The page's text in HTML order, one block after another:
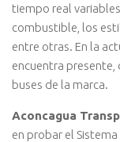
tiempo real
combustible, los
entre otras. En la
encuentra presente,
buses de la marca.
Aconcagua
en probar el